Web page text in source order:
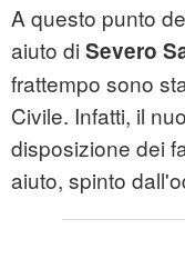
A questo punto
aiuto di Severo
frattempo sono
Civile. Infatti, il
disposizione dei
aiuto, spinto